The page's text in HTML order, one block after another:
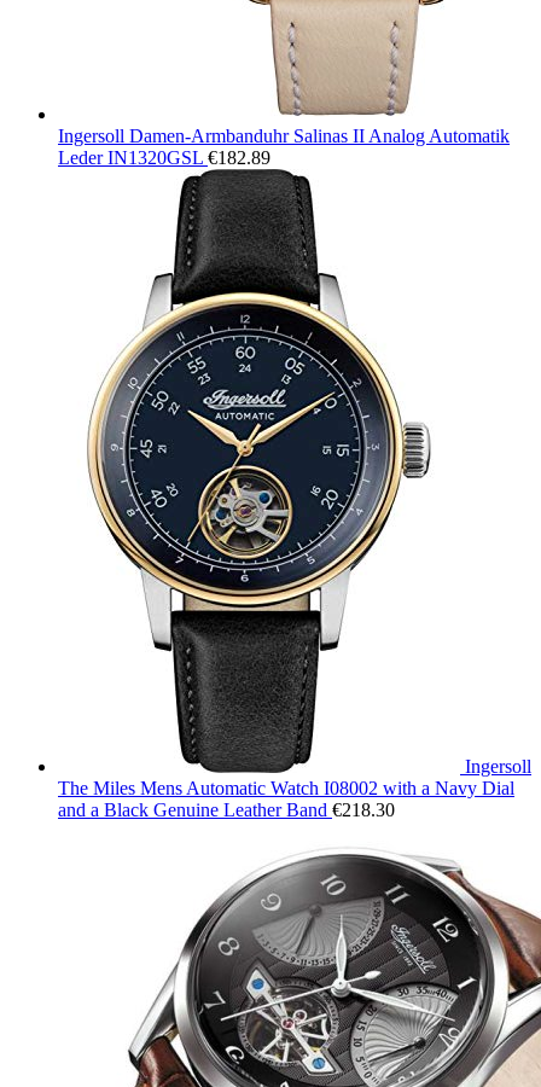
Ingersoll Damen-Armbanduhr Salinas II Analog Automatik
Leder IN1320GSL €182.89
Ingersoll
The Miles Mens Automatic Watch I08002 with a Navy Dial
and a Black Genuine Leather Band €218.30